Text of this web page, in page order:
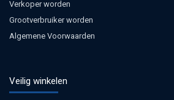
Verkoper worden
Grootverbruiker worden
Algemene Voorwaarden
Veilig winkelen